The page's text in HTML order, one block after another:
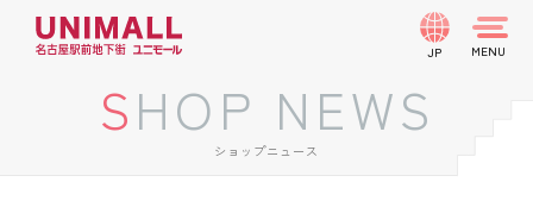
JP
SHOP NEWS
ショップニュース